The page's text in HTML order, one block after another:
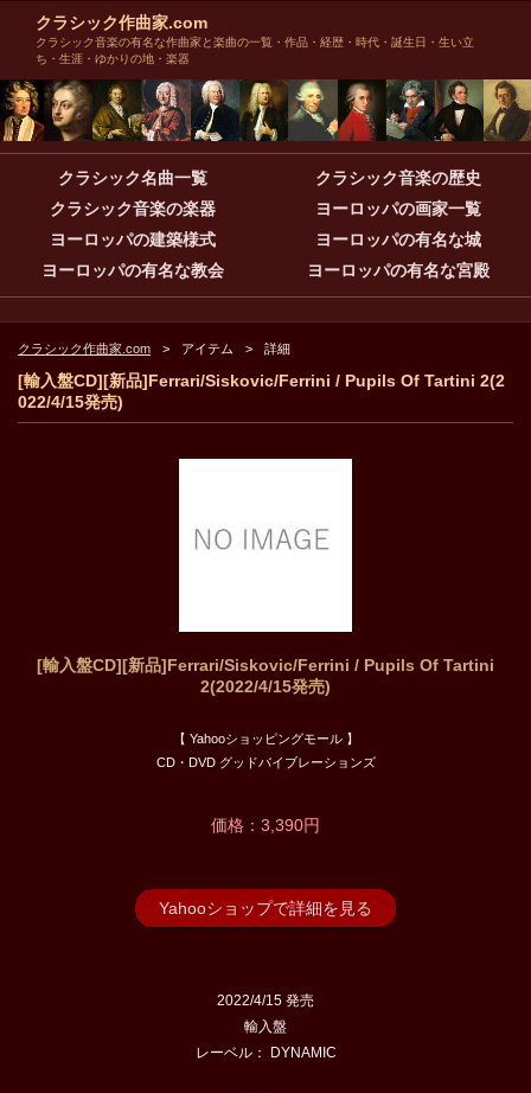
クラシック作曲家.com
クラシック音楽の有名な作曲家と楽曲の一覧・作品・経歴・時代・誕生日・生い立
ち・生涯・ゆかりの地・楽器
クラシック名曲一覧
クラシック音楽の歴史
クラシック音楽の楽器
ヨーロッパの画家一覧
ヨーロッパの建築様式
ヨーロッパの有名な城
ヨーロッパの有名な教会
ヨーロッパの有名な宮殿
クラシック作曲家.com アイテム 詳細
[輸入盤CD][新品]Ferrari/Siskovic/Ferrini / Pupils Of Tartini 2(2
022/4/15発売)
[輸入盤CD][新品]Ferrari/Siskovic/Ferrini / Pupils Of Tartini
2(2022/4/15発売)
【 Yahooショッピングモール 】
CD・DVD グッドバイブレーションズ
価格：3,390円
Yahooショップで詳細を見る
2022/4/15 発売
輸入盤
レーベル： DYNAMIC